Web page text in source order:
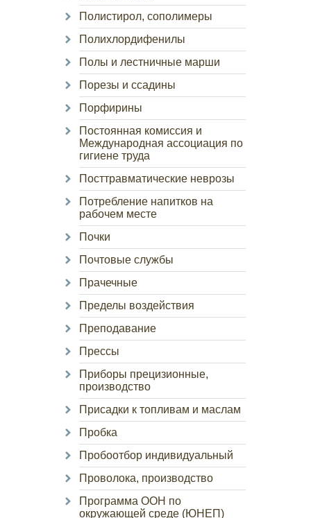
Полистирол, сополимеры
Полихлордифенилы
Полы и лестничные марши
Порезы и ссадины
Порфирины
Постоянная комиссия и
Международная ассоциация по
гигиене труда
Посттравматические неврозы
Потребление напитков на
рабочем месте
Почки
Почтовые службы
Прачечные
Пределы воздействия
Преподавание
Прессы
Приборы прецизионные,
производство
Присадки к топливам и маслам
Пробка
Пробоотбор индивидуальный
Проволока, производство
Программа ООН по
окружающей среде (ЮНЕП)